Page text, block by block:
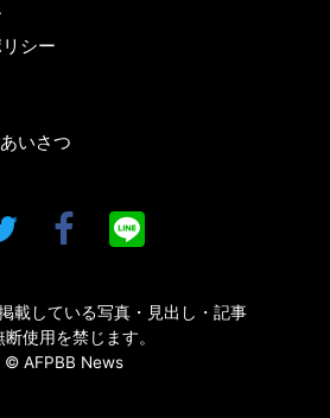
シー
いさつ
載している写真・見出し・記事
断使用を禁じます。
© AFPBB News